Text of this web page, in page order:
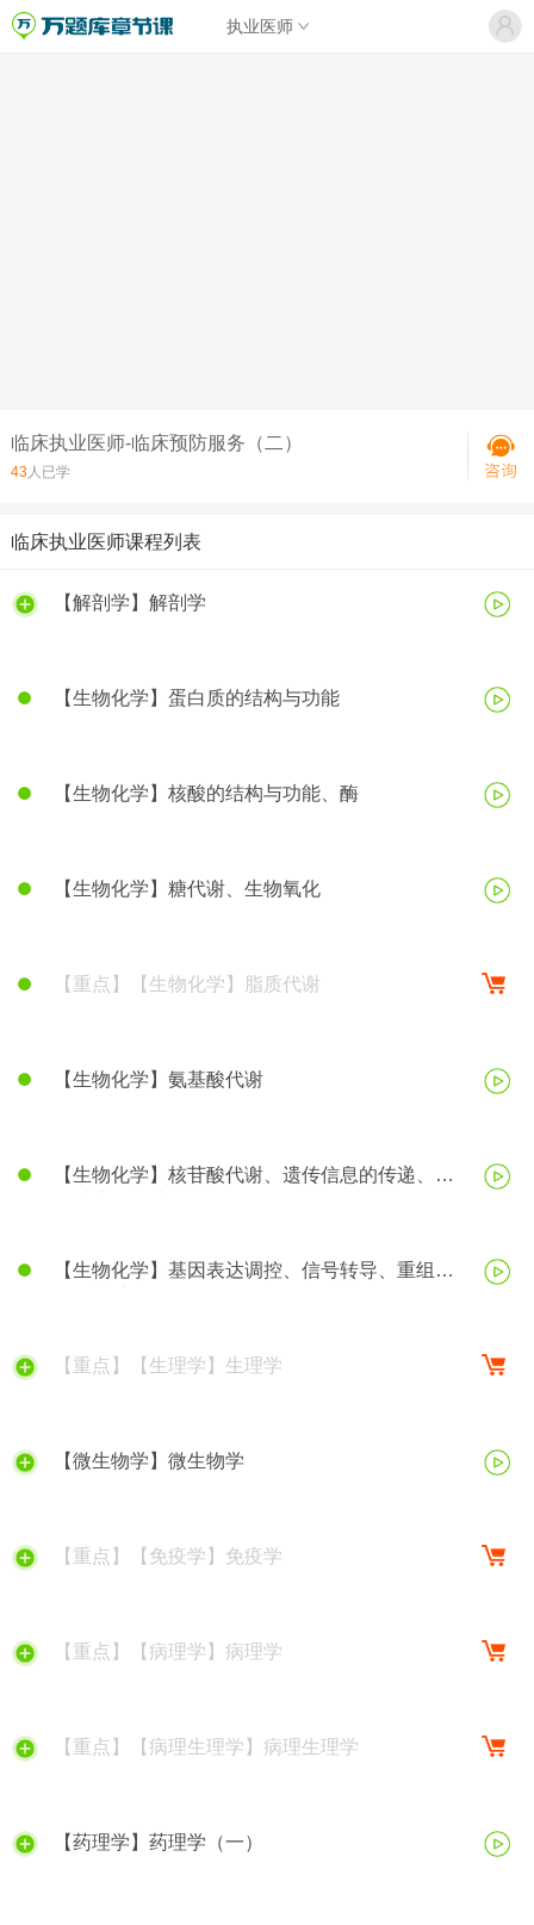
执业医师
临床执业医师-临床预防服务（二）
43人已学
临床执业医师课程列表
【解剖学】解剖学
【生物化学】蛋白质的结构与功能
【生物化学】核酸的结构与功能、酶
【生物化学】糖代谢、生物氧化
【重点】【生物化学】脂质代谢
【生物化学】氨基酸代谢
【生物化学】核苷酸代谢、遗传信息的传递、蛋
【生物化学】基因表达调控、信号转导、重组
【重点】【生理学】生理学
【微生物学】微生物学
【重点】【免疫学】免疫学
【重点】【病理学】病理学
【重点】【病理生理学】病理生理学
【药理学】药理学（一）